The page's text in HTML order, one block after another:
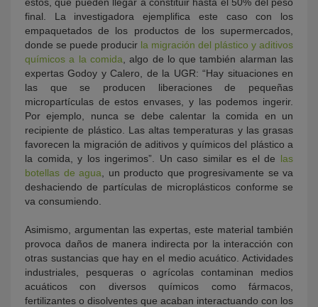
final. La investigadora ejemplifica este caso con los
empaquetados de los productos de los supermercados,
donde se puede producir la migración del plástico y aditivos
químicos a la comida , algo de lo que también alarman las
expertas Godoy y Calero, de la UGR: “Hay situaciones en
las que se producen liberaciones de pequeñas
micropartículas de estos envases, y las podemos ingerir.
Por ejemplo, nunca se debe calentar la comida en un
recipiente de plástico. Las altas temperaturas y las grasas
favorecen la migración de aditivos y químicos del plástico a
la comida, y los ingerimos”. Un caso similar es el de las
botellas de agua , un producto que progresivamente se va
deshaciendo de partículas de microplásticos conforme se
va consumiendo.
Asimismo, argumentan las expertas, este material también
provoca daños de manera indirecta por la interacción con
otras sustancias que hay en el medio acuático. Actividades
industriales, pesqueras o agrícolas contaminan medios
acuáticos con diversos químicos como fármacos,
fertilizantes o disolventes que acaban interactuando con los